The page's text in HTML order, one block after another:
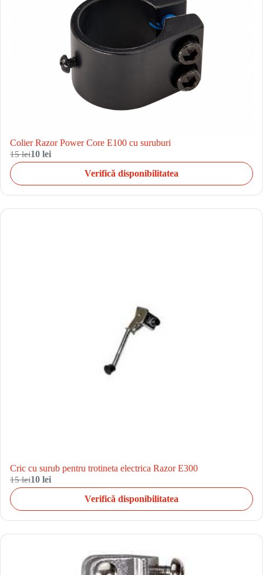
Colier Razor Power Core E100 cu suruburi
15 lei10 lei
Verifică disponibilitatea
Cric cu surub pentru trotineta electrica Razor E300
15 lei10 lei
Verifică disponibilitatea